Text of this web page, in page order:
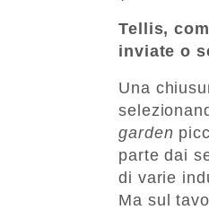
Tellis,
inviate o
Una
garden
parte dai
di varie
Ma sul